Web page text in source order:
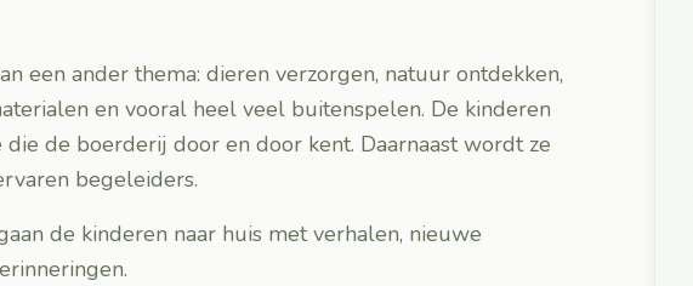
een ander thema: dieren verzorgen, natuur ontdekken,
en vooral heel veel buitenspelen. De kinderen
de boerderij door en door kent. Daarnaast wordt ze
begeleiders.
de kinderen naar huis met verhalen, nieuwe